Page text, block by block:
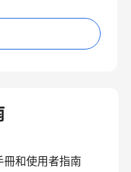
冊和使用者指南